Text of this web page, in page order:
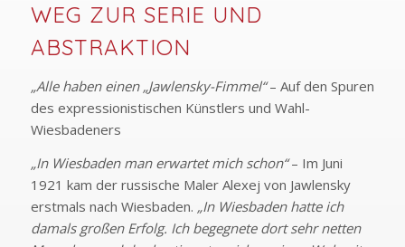
WEG ZUR SERIE UND
ABSTRAKTION
„Alle haben einen „Jawlensky-Fimmel“– Auf den Spuren
des expressionistischen Künstlers und Wahl-
Wiesbadeners
„In Wiesbaden man erwartet mich schon“– Im Juni
1921 kam der russische Maler Alexej von Jawlensky
erstmals nach Wiesbaden. „In Wiesbaden hatte ich
damals großen Erfolg. Ich begegnete dort sehr netten